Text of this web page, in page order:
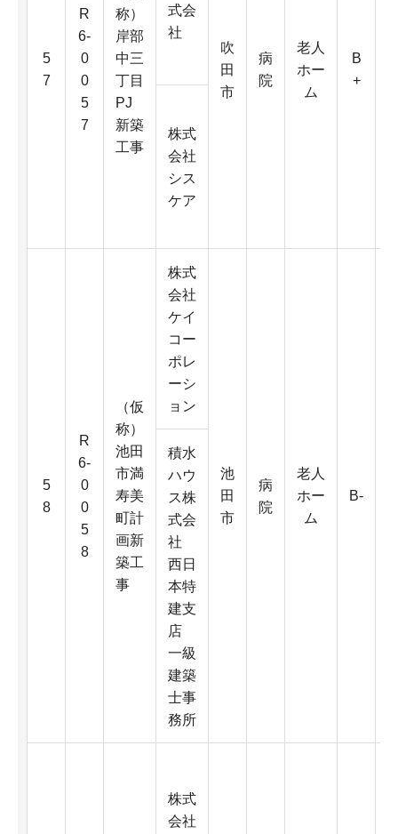
5
7
R
6-
0
0
5
7
称）
岸部
中三
丁目
PJ
新築
工事
式会
社
吹
田
市
病
院
老人
ホー
ム
B
+
株式
会社
シス
ケア
5
8
R
6-
0
0
5
8
（仮
称）
池田
市満
寿美
町計
画新
築工
事
株式
会社
ケイ
コー
ポレ
ーシ
ョン
池
田
市
病
院
老人
ホー
ム
B-
積水
ハウ
ス株
式会
社
西日
本特
建支
店
一級
建築
士事
務所
株式
会社